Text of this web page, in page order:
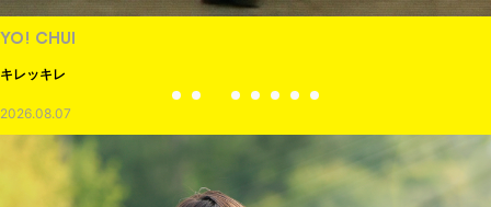
YO! CHUI
キレッキレ
2026.08.07